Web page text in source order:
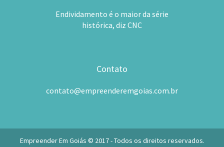
Endividamento é o maior da série
histórica, diz CNC
Contato
contato@empreenderemgoias.com.br
Empreender Em Goiás © 2017 - Todos os direitos reservados.